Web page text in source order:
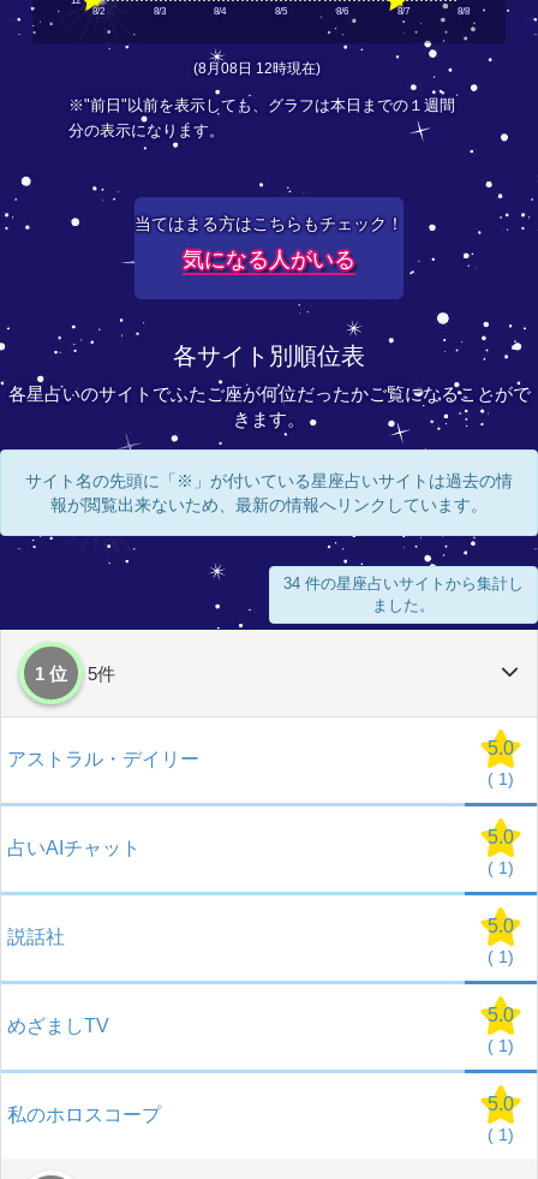
8/2 8/3 8/4 8/5 8/6 8/7 8/8
(8月08日 12時現在)
※"前日"以前を表示しても、グラフは本日までの１週間
分の表示になります。
当てはまる方はこちらもチェック！
気になる人がいる
各サイト別順位表
各星占いのサイトでふたご座が何位だったかご覧になることがで
きます。
サイト名の先頭に「※」が付いている星座占いサイトは過去の情
報が閲覧出来ないため、最新の情報へリンクしています。
34 件の星座占いサイトから集計し
ました。
1 位 5件
アストラル・デイリー
5.0
( 1)
占いAIチャット
5.0
( 1)
説話社
5.0
( 1)
めざましTV
5.0
( 1)
私のホロスコープ
5.0
( 1)